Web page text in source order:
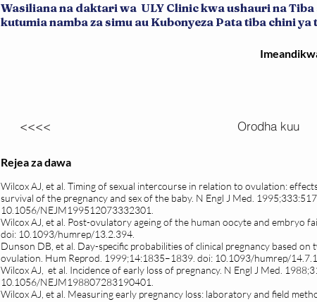
Wasiliana na daktari wa ULY Clinic kwa ushauri na
kutumia namba za simu au Kubonyeza Pata tiba chini ya
<<<< Orodha kuu
Rejea za dawa
Wilcox AJ, et al. Timing of sexual intercourse in relation to ovulation:
survival of the pregnancy and sex of the baby. N Engl J Med.
10.1056/NEJM199512073332301.
Wilcox AJ, et al. Post-ovulatory ageing of the human oocyte and embryo
doi: 10.1093/humrep/13.2.394.
Dunson DB, et al. Day-specific probabilities of clinical pregnancy based
ovulation. Hum Reprod. 1999;14:1835–1839. doi: 10.1093/humrep/
Wilcox AJ, et al. Incidence of early loss of pregnancy. N Engl J Med.
10.1056/NEJM198807283190401.
Wilcox AJ, et al. Measuring early pregnancy loss: laboratory and field